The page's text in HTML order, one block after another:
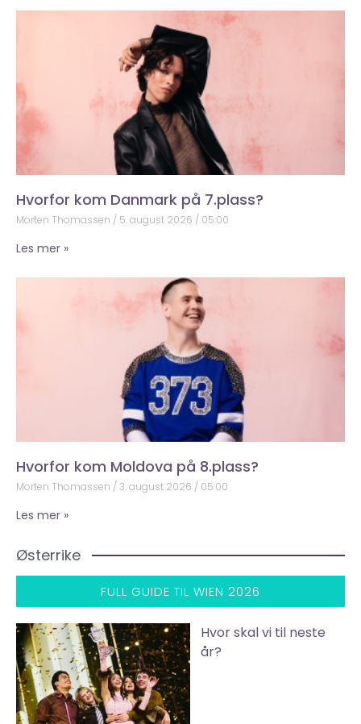
Hvorfor kom Danmark på 7.plass?
Morten Thomassen 5. august 2026 05:00
Les mer »
Hvorfor kom Moldova på 8.plass?
Morten Thomassen 3. august 2026 05:00
Les mer »
Østerrike
FULL GUIDE TIL WIEN 2026
Hvor skal vi til neste
år?